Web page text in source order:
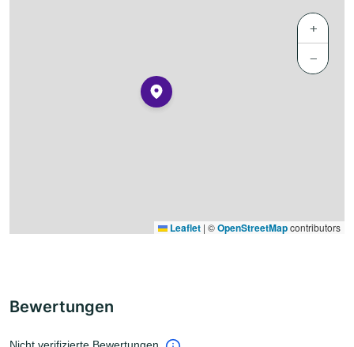
+
−
Leaflet | ©OpenStreetMapcontributors
Bewertungen